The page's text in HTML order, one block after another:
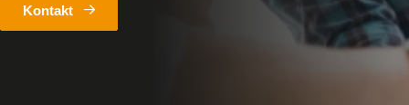
Kontakt